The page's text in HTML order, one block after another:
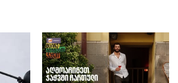
გადახედვა